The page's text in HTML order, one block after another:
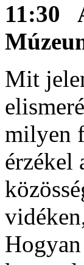
11:30
Mit
milyen
érzékel